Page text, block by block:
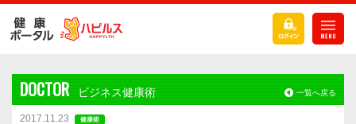
DOCTOR ビジネス健康術 一覧へ戻る
2017.11.23 健康術